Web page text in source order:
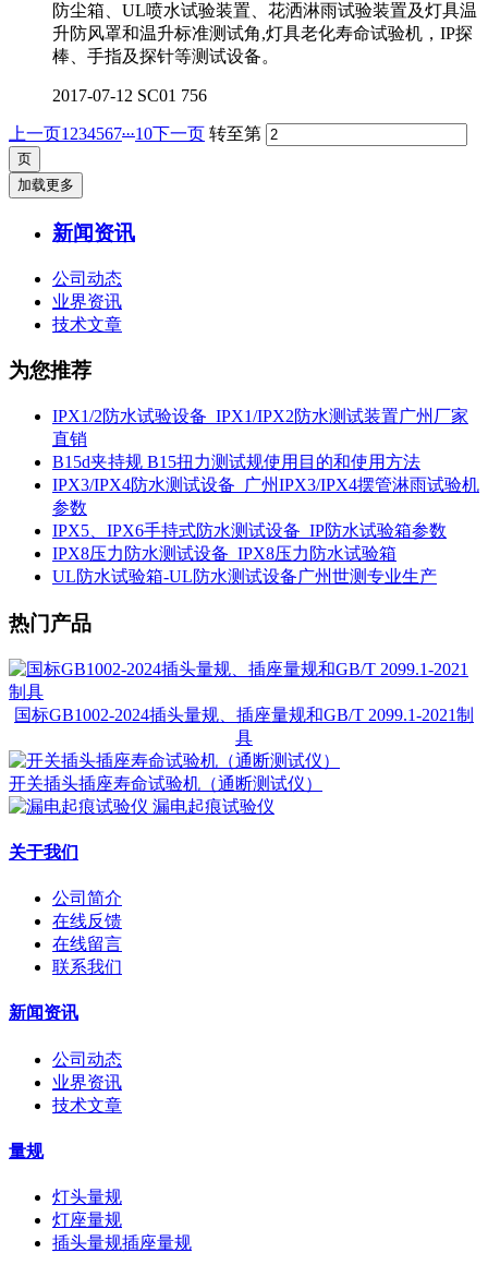
防尘箱、UL喷水试验装置、花洒淋雨试验装置及灯具温
升防风罩和温升标准测试角,灯具老化寿命试验机，IP探
棒、手指及探针等测试设备。
2017-07-12 SC01 756
上一页1 234567...10下一页 转至第
加载更多
新闻资讯
公司动态
业界资讯
技术文章
为您推荐
IPX1/2防水试验设备_IPX1/IPX2防水测试装置广州厂家
直销
B15d夹持规 B15扭力测试规使用目的和使用方法
IPX3/IPX4防水测试设备_广州IPX3/IPX4摆管淋雨试验机
参数
IPX5、IPX6手持式防水测试设备_IP防水试验箱参数
IPX8压力防水测试设备_IPX8压力防水试验箱
UL防水试验箱-UL防水测试设备广州世测专业生产
热门产品
国标GB1002-2024插头量规、插座量规和GB/T 2099.1-2021制
具
开关插头插座寿命试验机（通断测试仪）
漏电起痕试验仪
关于我们
公司简介
在线反馈
在线留言
联系我们
新闻资讯
公司动态
业界资讯
技术文章
量规
灯头量规
灯座量规
插头量规插座量规